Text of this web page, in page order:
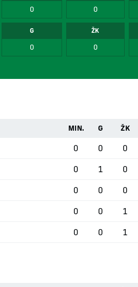
0 0
G
0
ŽK
0
MIN. G ŽK
0 0 0
0 1 0
0 0 0
0 0 1
0 0 1